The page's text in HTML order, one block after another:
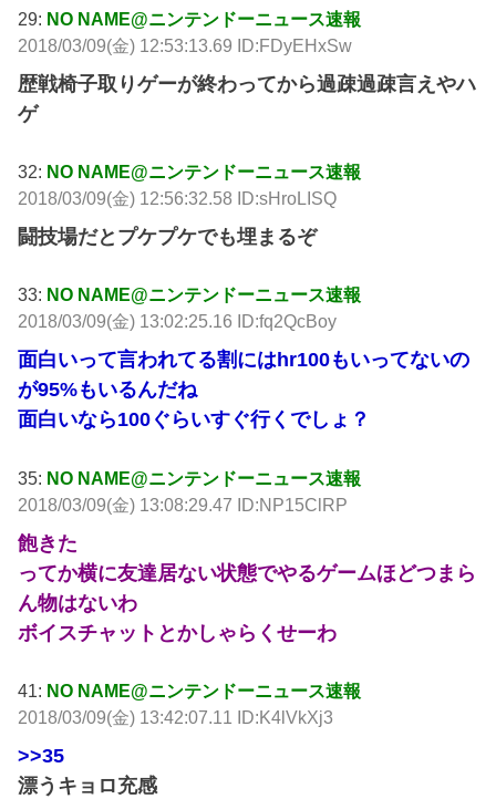
29: NO NAME@ニンテンドーニュース速報
2018/03/09(金) 12:53:13.69 ID:FDyEHxSw
歴戦椅子取りゲーが終わってから過疎過疎言えやハ
ゲ
32: NO NAME@ニンテンドーニュース速報
2018/03/09(金) 12:56:32.58 ID:sHroLISQ
闘技場だとプケプケでも埋まるぞ
33: NO NAME@ニンテンドーニュース速報
2018/03/09(金) 13:02:25.16 ID:fq2QcBoy
面白いって言われてる割にはhr100もいってないの
が95%もいるんだね
面白いなら100ぐらいすぐ行くでしょ？
35: NO NAME@ニンテンドーニュース速報
2018/03/09(金) 13:08:29.47 ID:NP15ClRP
飽きた
ってか横に友達居ない状態でやるゲームほどつまら
ん物はないわ
ボイスチャットとかしゃらくせーわ
41: NO NAME@ニンテンドーニュース速報
2018/03/09(金) 13:42:07.11 ID:K4lVkXj3
>>35
漂うキョロ充感